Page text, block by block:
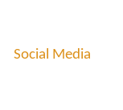
Social Media